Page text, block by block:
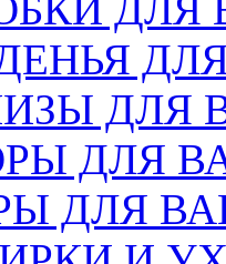
ДЛЯ
ДЛЯ
ДЛЯ
ДЛЯ